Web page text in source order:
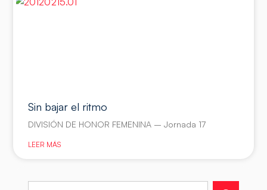
Sin bajar el ritmo
DIVISIÓN DE HONOR FEMENINA – Jornada 17
LEER MÁS